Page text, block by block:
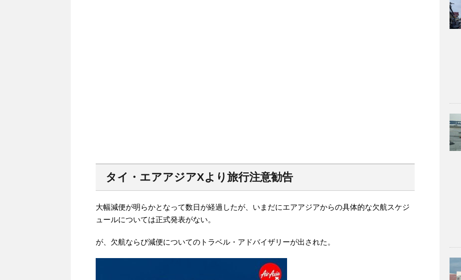
タイ・エアアジアXより旅行注意勧告
大幅減便が明らかとなって数日が経過したが、いまだにエアアジアからの具体的な欠航スケジ
ュールについては正式発表がない。
が、欠航ならび減便についてのトラベル・アドバイザリーが出された。